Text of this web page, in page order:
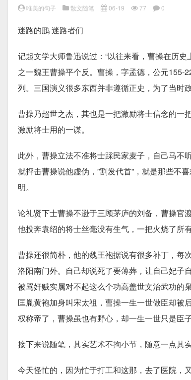
唯美的句子 散文随笔 06-19 77 0
迷路的鹏 迷路者们
记起文学大师鲁迅说过：“以往来看，曹操在历
之一魏王曹操平个反。曹操，字孟德，公元155-
列。三国演义很多东西并非遵循正史，为了当时
曹操乃超世之杰，其也是一把激励将士信念的一
激励将士用的一谋。
此外，曹操立法不准将士踩民家麦子，自己马不
就抨击曹操说他虚伪，”割发代首”，就是那些不
明。
论礼贤下士曹操不逊于三顾茅庐的刘备，曹操官
他投奔袁绍的将士丝毫没有生气，一把火烧了所
曹操还很简朴，他的魏王袍据说有很多补丁，每
洛阳南门外。自己却说死了要薄葬，让自己妃子
被骂奸贼实属对不起这么个功高盖世文治武功的
匡胤黄袍加身叫宋太祖，曹操一生一世做臣却被
权称帝了，曹操虽也有野心，却一生一世只是臣
接下来说随笔，其实艺术不拘小节，随意一点其
今天怪忙的，因为忙于打工和这那，去了医院，